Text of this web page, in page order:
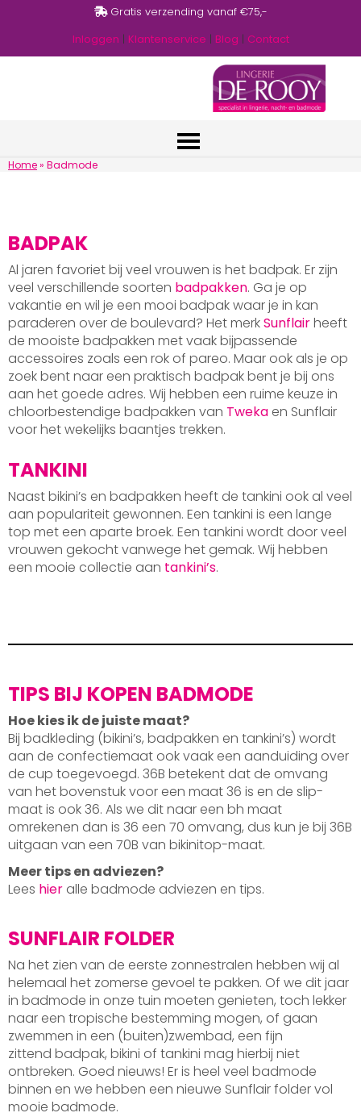
Gratis verzending vanaf €75,-
Inloggen | Klantenservice | Blog | Contact
Home» Badmode
BADPAK
Al jaren favoriet bij veel vrouwen is het badpak. Er zijn
veel verschillende soorten badpakken. Ga je op
vakantie en wil je een mooi badpak waar je in kan
paraderen over de boulevard? Het merkSunflairheeft
de mooiste badpakken met vaak bijpassende
accessoires zoals een rok of pareo. Maar ook als je op
zoek bent naar een praktisch badpak bent je bij ons
aan het goede adres. Wij hebben een ruime keuze in
chloorbestendige badpakken van Tweka en Sunflair
voor het wekelijks baantjes trekken.
TANKINI
Naast bikini’s en badpakken heeft de tankini ook al veel
aan populariteit gewonnen. Een tankini is een lange
top met een aparte broek. Een tankini wordt door veel
vrouwen gekocht vanwege het gemak. Wij hebben
een mooie collectie aan tankini’s.
TIPS BIJ KOPEN BADMODE
Hoe kies ik de juiste maat?
Bij badkleding (bikini’s, badpakken en tankini’s) wordt
aan de confectiemaat ook vaak een aanduiding over
de cup toegevoegd. 36B betekent dat de omvang
van het bovenstuk voor een maat 36 is en de slip-
maat is ook 36. Als we dit naar een bh maat
omrekenen dan is 36 een 70 omvang, dus kun je bij 36B
uitgaan van een 70B van bikinitop-maat.
Meer tips en adviezen?
Lees hier alle badmode adviezen en tips.
SUNFLAIR FOLDER
Na het zien van de eerste zonnestralen hebben wij al
helemaal het zomerse gevoel te pakken. Of we dit jaar
in badmode in onze tuin moeten genieten, toch lekker
naar een tropische bestemming mogen, of gaan
zwemmen in een (buiten)zwembad, een fijn
zittend badpak, bikini of tankini mag hierbij niet
ontbreken. Goed nieuws! Er is heel veel badmode
binnen en we hebben een nieuwe Sunflair folder vol
mooie badmode.